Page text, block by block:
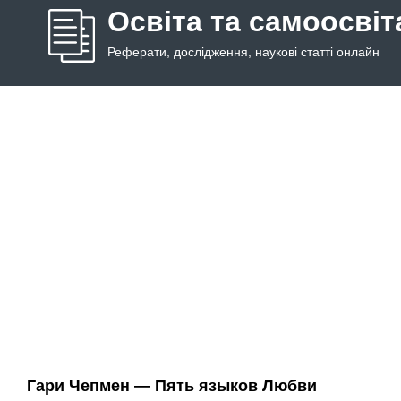
Освіта та
Реферати, дослідження, наукові статті онлайн
Гари Чепмен — Пять языков Любви